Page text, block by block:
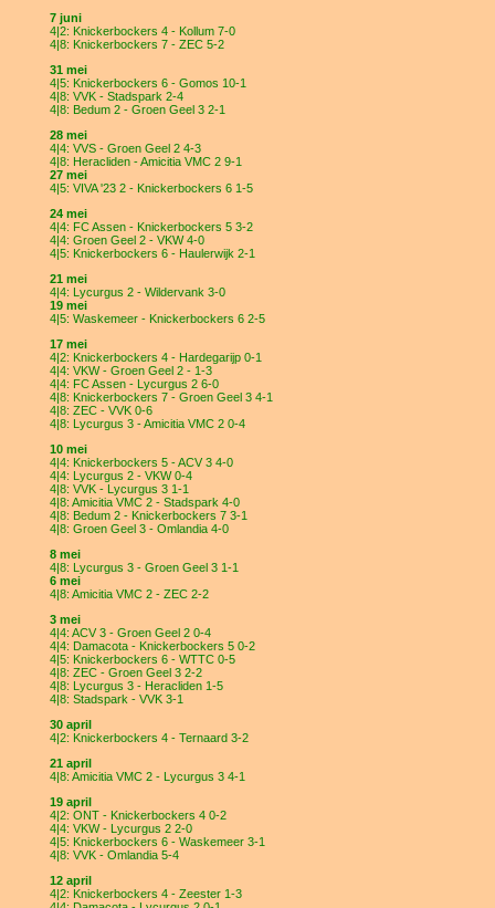
7 juni
4|2: Knickerbockers 4 - Kollum 7-0
4|8: Knickerbockers 7 - ZEC 5-2
31 mei
4|5: Knickerbockers 6 - Gomos 10-1
4|8: VVK - Stadspark 2-4
4|8: Bedum 2 - Groen Geel 3 2-1
28 mei
4|4: VVS - Groen Geel 2 4-3
4|8: Heracliden - Amicitia VMC 2 9-1
27 mei
4|5: VIVA '23 2 - Knickerbockers 6 1-5
24 mei
4|4: FC Assen - Knickerbockers 5 3-2
4|4: Groen Geel 2 - VKW 4-0
4|5: Knickerbockers 6 - Haulerwijk 2-1
21 mei
4|4: Lycurgus 2 - Wildervank 3-0
19 mei
4|5: Waskemeer - Knickerbockers 6 2-5
17 mei
4|2: Knickerbockers 4 - Hardegarijp 0-1
4|4: VKW - Groen Geel 2 - 1-3
4|4: FC Assen - Lycurgus 2 6-0
4|8: Knickerbockers 7 - Groen Geel 3 4-1
4|8: ZEC - VVK 0-6
4|8: Lycurgus 3 - Amicitia VMC 2 0-4
10 mei
4|4: Knickerbockers 5 - ACV 3 4-0
4|4: Lycurgus 2 - VKW 0-4
4|8: VVK - Lycurgus 3 1-1
4|8: Amicitia VMC 2 - Stadspark 4-0
4|8: Bedum 2 - Knickerbockers 7 3-1
4|8: Groen Geel 3 - Omlandia 4-0
8 mei
4|8: Lycurgus 3 - Groen Geel 3 1-1
6 mei
4|8: Amicitia VMC 2 - ZEC 2-2
3 mei
4|4: ACV 3 - Groen Geel 2 0-4
4|4: Damacota - Knickerbockers 5 0-2
4|5: Knickerbockers 6 - WTTC 0-5
4|8: ZEC - Groen Geel 3 2-2
4|8: Lycurgus 3 - Heracliden 1-5
4|8: Stadspark - VVK 3-1
30 april
4|2: Knickerbockers 4 - Ternaard 3-2
21 april
4|8: Amicitia VMC 2 - Lycurgus 3 4-1
19 april
4|2: ONT - Knickerbockers 4 0-2
4|4: VKW - Lycurgus 2 2-0
4|5: Knickerbockers 6 - Waskemeer 3-1
4|8: VVK - Omlandia 5-4
12 april
4|2: Knickerbockers 4 - Zeester 1-3